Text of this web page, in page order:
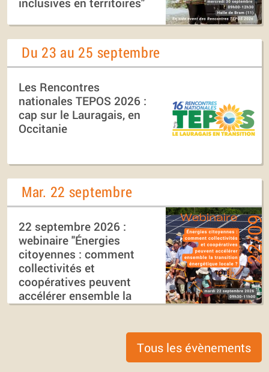
Du 23 au 25 septembre
Les Rencontres
nationales TEPOS 2026 :
cap sur le Lauragais, en
Occitanie
Mar. 22 septembre
22 septembre 2026 :
webinaire "Énergies
citoyennes : comment
collectivités et
coopératives peuvent
accélérer ensemble la
transition énergétique
Tous les évènements